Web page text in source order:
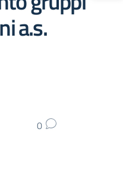
a.s.
0